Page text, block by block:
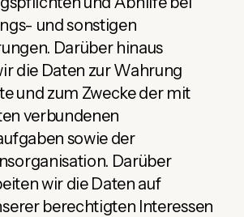
und sonstigen
Darüber hinaus
die Daten zur Wahrung
und zum Zwecke der mit
verbundenen
sowie der
Darüber
wir die Daten auf
berechtigten Interessen